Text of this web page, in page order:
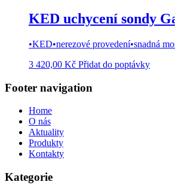
KED uchycení sondy
•KED•nerezové provedení•snadná
3 420,00 Kč Přidat do poptávky
Footer navigation
Home
O nás
Aktuality
Produkty
Kontakty
Kategorie